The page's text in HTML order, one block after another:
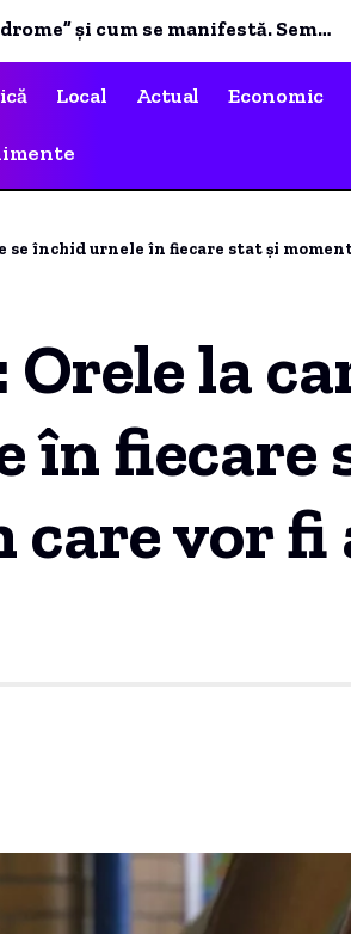
Dan Motreanu, reacție după menținerea ratingului de țară: „Nu putem reveni la iluzia că există bani nelimitați”
Local Actual Economic
se închid urnele în fiecare stat și
la
în fiecare
care vor